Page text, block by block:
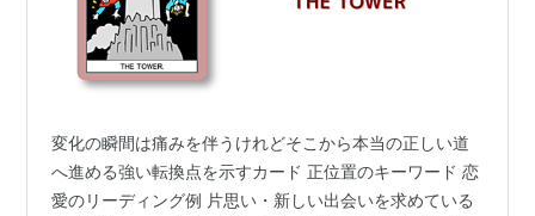
変化の瞬間は痛みを伴うけれどそこから本当の正しい道
へ進める強い転換点を示すカード 正位置のキーワード 恋
愛のリーディング例 片思い・新しい出会いを求めている